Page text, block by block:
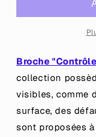
&quot;Je
ta
en
acrylique
marbrée
orange
ta
Broche
collection
visibles, comme
surface, des
sont proposées